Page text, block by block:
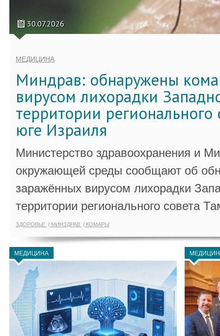
30.07.2026
МЕДИЦИНА
Миндрав: обнаружены
вирусом лихорадки
территории регионального
юге Израиля
Министерство здравоохранения и
окружающей среды сообщают об
заражённых вирусом лихорадки
территории регионального совета
ЗДОРОВЬЕ МИНЗДРАВ КОМАРЫ
МЕДИЦИНА